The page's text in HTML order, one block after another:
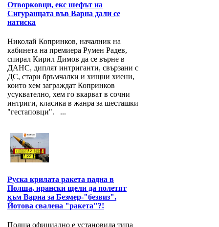
Отворковци, екс шефът на
Сигуранцата във Варна дали се
натиска
Николай Копринков, началник на
кабинета на премиера Румен Радев,
спирал Кирил Димов да се върне в
ДАНС, диплят интриганти, свързани с
ДС, стари бръмчалки и хищни хиени,
които хем заграждат Копринков
усуквателно, хем го вкарват в сочни
интриги, класика в жанра за шесташки
"гестаповци". ...
Руска крилата ракета падна в
Полша, ирански щели да полетят
към Варна за Безмер-"безвиз".
Йотова свалена "ракета"?!
Полша официално е установила типа